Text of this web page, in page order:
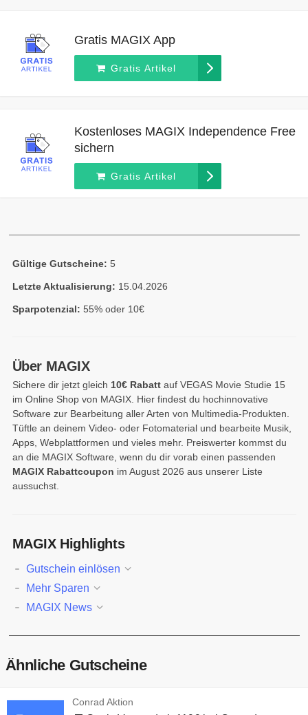
Gratis MAGIX App
Gratis Artikel
Kostenloses MAGIX Independence Free
sichern
Gratis Artikel
Gültige Gutscheine: 5
Letzte Aktualisierung: 15.04.2026
Sparpotenzial: 55% oder 10€
Über MAGIX
Sichere dir jetzt gleich 10€ Rabattauf VEGAS Movie Studie 15
im Online Shop von MAGIX. Hier findest du hochinnovative
Software zur Bearbeitung aller Arten von Multimedia-Produkten.
Tüftle an deinem Video- oder Fotomaterial und bearbeite Musik,
Apps, Webplattformen und vieles mehr. Preiswerter kommst du
an die MAGIX Software, wenn du dir vorab einen passenden
MAGIX Rabattcoupon im August 2026 aus unserer Liste
aussuchst.
MAGIX Highlights
Gutschein einlösen
Mehr Sparen
MAGIX News
Ähnliche Gutscheine
Conrad Aktion